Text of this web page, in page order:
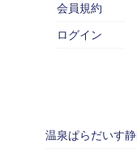
会員規約
ログイン
温泉ぱらだいす静